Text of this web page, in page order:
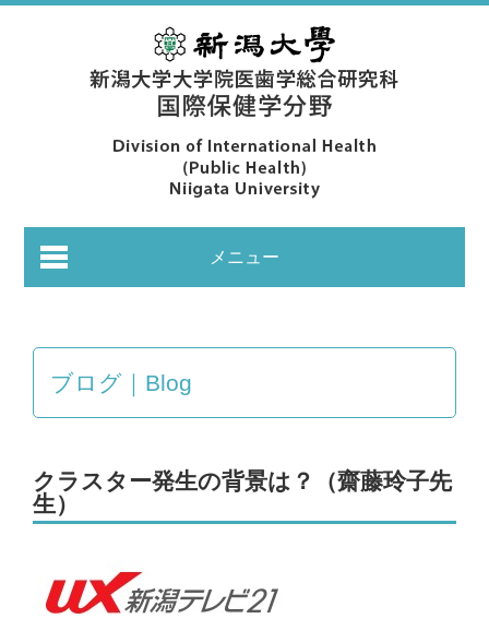
メニュー
あいさつ｜Greeting
アクセス｜Access
ブログ｜Blog
クラスター発生の背景は？（齋藤玲子先
生）